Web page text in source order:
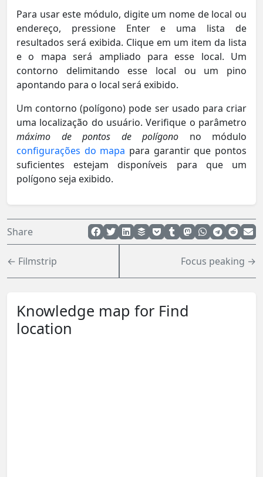
Para usar este módulo, digite um nome de local ou
endereço, pressione Enter e uma lista de
resultados será exibida. Clique em um item da lista
e o mapa será ampliado para esse local. Um
contorno delimitando esse local ou um pino
apontando para o local será exibido.
Um contorno (polígono) pode ser usado para criar
uma localização do usuário. Verifique o parâmetro
máximo de pontos de polígono no módulo
configurações do mapa para garantir que pontos
suficientes estejam disponíveis para que um
polígono seja exibido.
Share
← Filmstrip Focus peaking →
Knowledge map for Find
location